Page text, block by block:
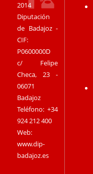
2014
Diputación
de Badajoz -
CIF:
P0600000D
c/ Felipe
Checa, 23 -
06071
Badajoz
Teléfono: +34
924 212 400
Web:
www.dip-
badajoz.es